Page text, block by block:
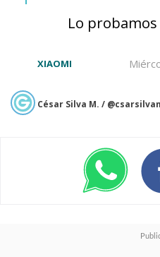
es la clave para
Lo
XIAOMI
César Silva M. /